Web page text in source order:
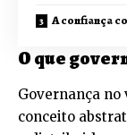
A confiança
O que
Governança no
conceito